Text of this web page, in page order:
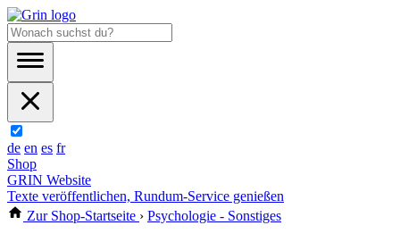
de en es fr
Shop
GRIN Website
Texte veröffentlichen, Rundum-Service genießen
Zur Shop-Startseite › Psychologie - Sonstiges